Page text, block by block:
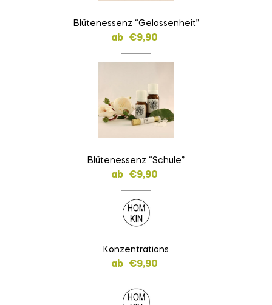
Blütenessenz “Gelassenheit”
ab €9,90
Blütenessenz “Schule”
ab €9,90
Konzentrations
ab €9,90